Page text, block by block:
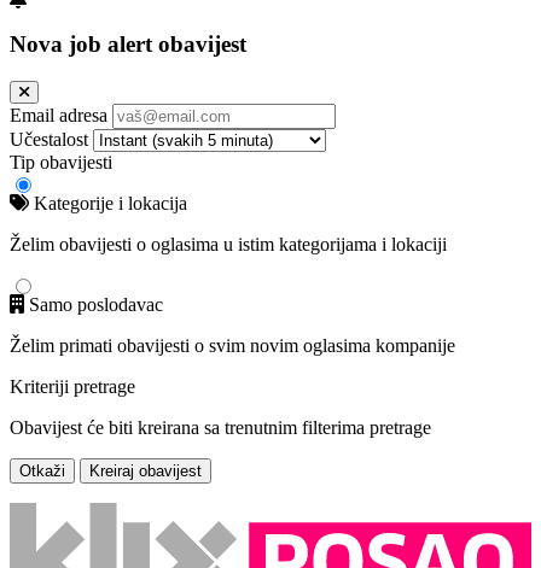
Nova job alert obavijest
Email adresa
Učestalost
Tip obavijesti
Kategorije i lokacija
Želim obavijesti o oglasima u istim kategorijama i lokaciji
Samo poslodavac
Želim primati obavijesti o svim novim oglasima kompanije
Kriteriji pretrage
Obavijest će biti kreirana sa trenutnim filterima pretrage
Otkaži Kreiraj obavijest